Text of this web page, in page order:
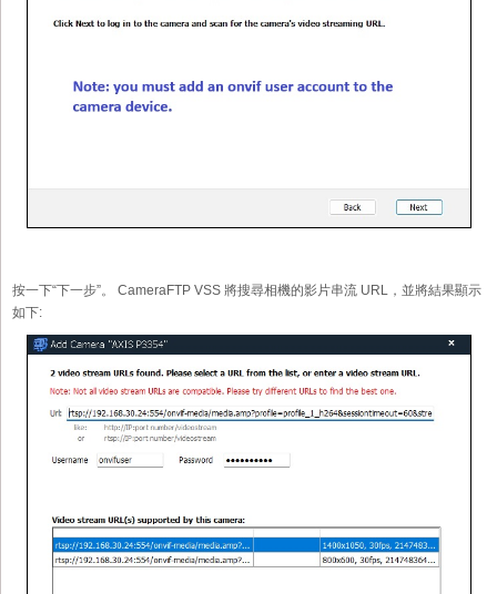
按一下“下一步”。 CameraFTP VSS 將搜尋相機的影片串流 URL，並將結果顯示
如下: